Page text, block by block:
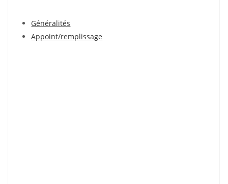
Généralités
Appoint/remplissage